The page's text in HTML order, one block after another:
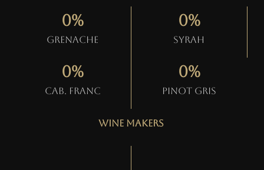
Grenache
0%
Syrah
0%
Cab. Franc
0%
Pinot gris
0%
Wine Makers